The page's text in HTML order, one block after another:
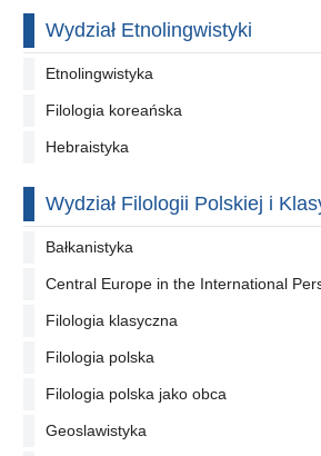
Wydział Etnolingwistyki
Etnolingwistyka
Filologia koreańska
Hebraistyka
Wydział Filologii Polskiej i
Bałkanistyka
Central Europe in the International
Filologia klasyczna
Filologia polska
Filologia polska jako obca
Geoslawistyka